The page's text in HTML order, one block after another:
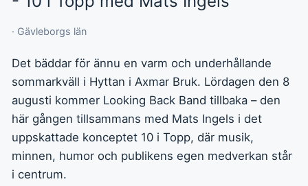
· Gävleborgs län
Det bäddar för ännu en varm och underhållande
sommarkväll i Hyttan i Axmar Bruk. Lördagen den 8
augusti kommer Looking Back Band tillbaka – den
här gången tillsammans med Mats Ingels i det
uppskattade konceptet 10 i Topp, där musik,
minnen, humor och publikens egen medverkan står
i centrum.